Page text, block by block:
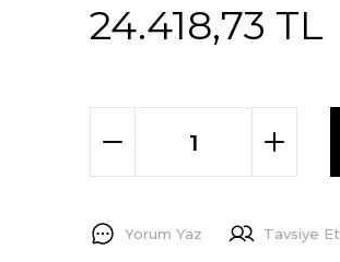
24.418,73 TL
Yorum Yaz Tavsiye Et